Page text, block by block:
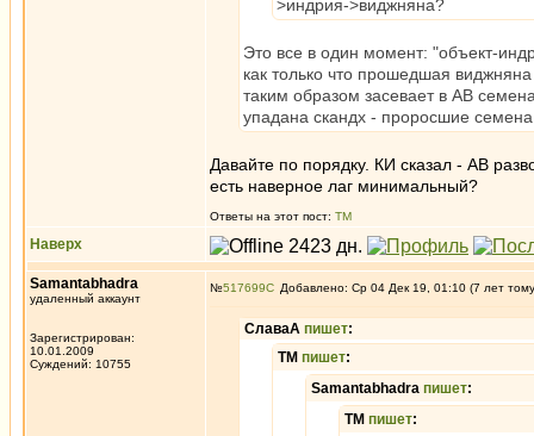
>индрия->виджняна?
Это все в один момент: "объект-
как только что прошедшая
таким образом засевает в АВ
упадана скандх - проросшие
Давайте по порядку. КИ сказал - АВ
есть наверное лаг минимальный?
Ответы на этот пост: ТМ
Наверх
Samantabhadra
удаленный аккаунт
Зарегистрирован:
10.01.2009
Суждений: 10755
№517699 Добавлено: Ср 04 Дек 19, 01:10 (7 лет
СлаваА пишет:
ТМ пишет:
Samantabhadra пишет:
ТМ пишет: